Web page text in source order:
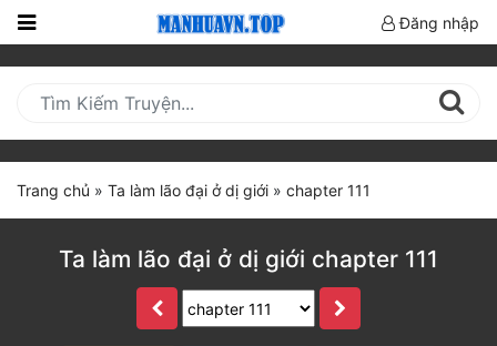
Nhật
(current)
Đăng nhập
Trang chủ » Ta làm lão đại ở dị giới » chapter 111
Ta làm lão đại ở dị giới chapter 111